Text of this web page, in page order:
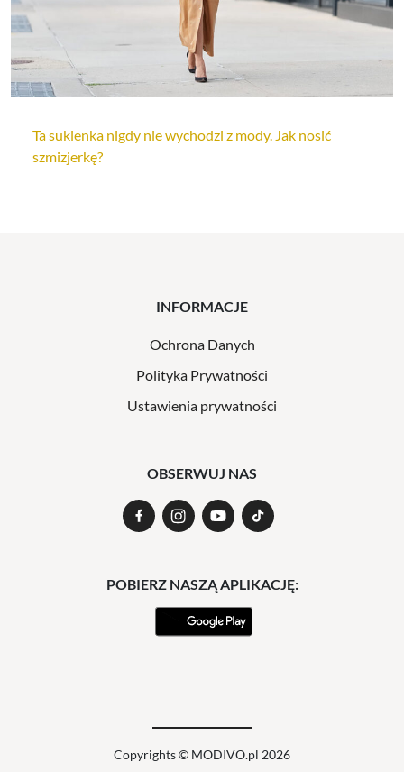
Ta sukienka nigdy nie wychodzi z mody. Jak nosić
szmizjerkę?
INFORMACJE
Ochrona Danych
Polityka Prywatności
Ustawienia prywatności
OBSERWUJ NAS
POBIERZ NASZĄ APLIKACJĘ:
Copyrights © MODIVO.pl 2026